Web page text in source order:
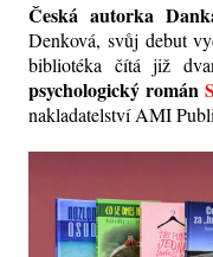
Česká autorka
Denková, svůj debut
bibliotéka čítá již
psychologický román
nakladatelství AMI